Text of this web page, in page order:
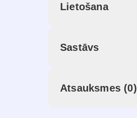
Lietošana
Sastāvs
Atsauksmes (0)